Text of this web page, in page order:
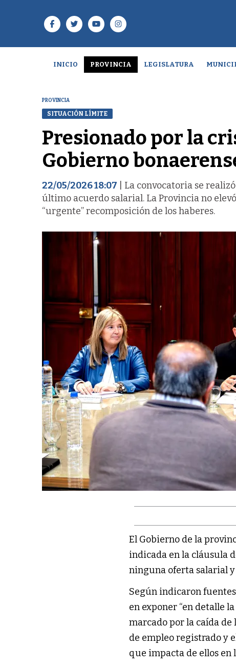
INICIO PROVINCIA LEGISLATURA
PROVINCIA
SITUACIÓN LÍMITE
Presionado por la
Gobierno
22/05/2026 18:07 | La convocatoria se
último acuerdo salarial. La Provincia no
“urgente” recomposición de los haberes.
El Gobierno de la
indicada en la cláusula
ninguna oferta salarial
Según indicaron
en exponer “en detalle
marcado por la caída
de empleo registrado y
que impacta de ellos en